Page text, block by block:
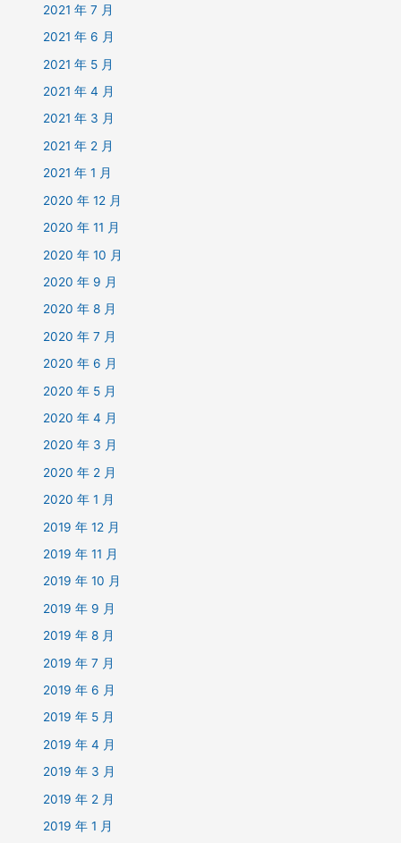
2021 年 7 月
2021 年 6 月
2021 年 5 月
2021 年 4 月
2021 年 3 月
2021 年 2 月
2021 年 1 月
2020 年 12 月
2020 年 11 月
2020 年 10 月
2020 年 9 月
2020 年 8 月
2020 年 7 月
2020 年 6 月
2020 年 5 月
2020 年 4 月
2020 年 3 月
2020 年 2 月
2020 年 1 月
2019 年 12 月
2019 年 11 月
2019 年 10 月
2019 年 9 月
2019 年 8 月
2019 年 7 月
2019 年 6 月
2019 年 5 月
2019 年 4 月
2019 年 3 月
2019 年 2 月
2019 年 1 月